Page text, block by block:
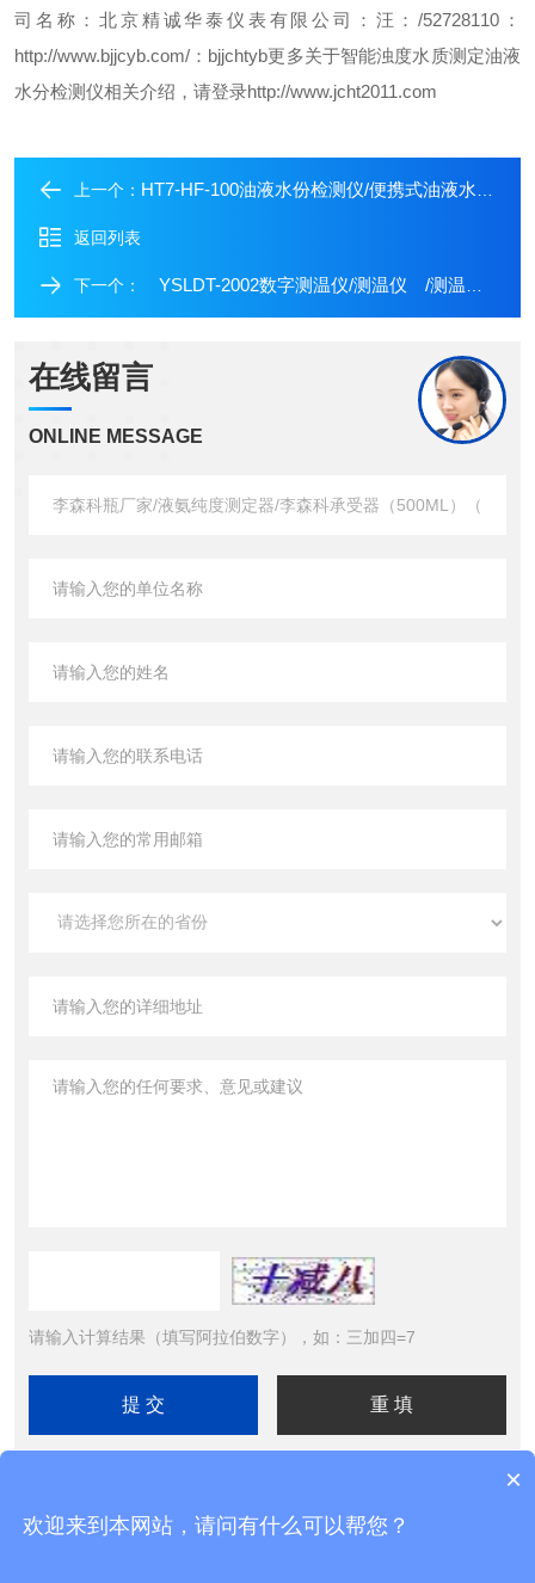
司名称：北京精诚华泰仪表有限公司
：汪 ：/52728110 ：
http://www.bjjcyb.com/ ：bjjchtyb更多关于智能浊度水质测定油液
水分检测仪相关介绍，请登录http://www.jcht2011.com
上一个： HT7-HF-100油液水份检测仪/便携式油液水分含量测试仪
返回列表
下一个： YSLDT-2002数字测温仪/测温仪 /测温仪价格
在线留言
ONLINE MESSAGE
请输入计算结果（填写阿拉伯数字），如：三加四=7
×
欢迎来到本网站，请问有什么可以帮您？